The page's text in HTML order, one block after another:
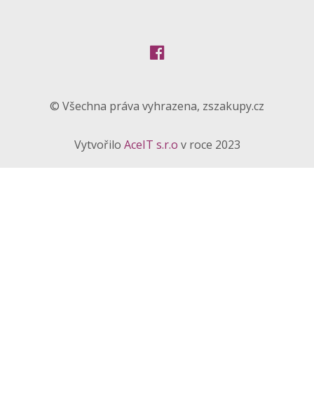
© Všechna práva vyhrazena, zszakupy.cz
Vytvořilo AceIT s.r.o v roce 2023